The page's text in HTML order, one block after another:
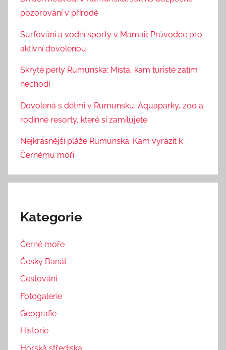
pozorování v přírodě
Surfování a vodní sporty v Mamaii: Průvodce pro
aktivní dovolenou
Skryté perly Rumunska: Místa, kam turisté zatím
nechodí
Dovolená s dětmi v Rumunsku: Aquaparky, zoo a
rodinné resorty, které si zamilujete
Nejkrásnější pláže Rumunska: Kam vyrazit k
Černému moři
Kategorie
Černé moře
Český Banát
Cestování
Fotogalerie
Geografie
Historie